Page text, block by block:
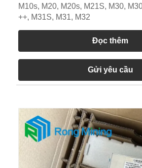
M10s, M20, M20s, M21S, M30,
++, M31S, M31, M32
Đọc thêm
Gửi yêu cầu